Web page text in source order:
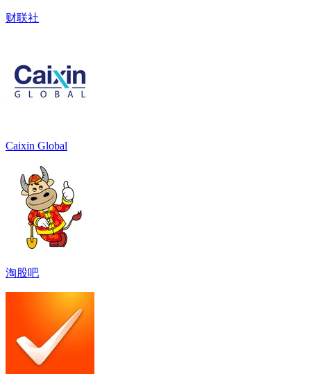
财联社
Caixin Global
淘股吧